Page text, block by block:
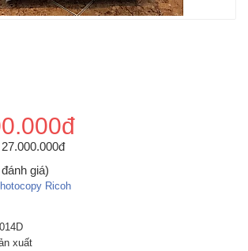
27.000.000đ
giá)
Ricoh
xuất